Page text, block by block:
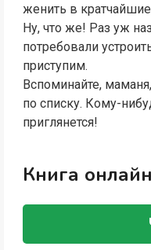
женить в
Ну, что же! Раз уж
потребовали
приступим.
Вспоминайте,
по списку. Кому-
приглянется!
Книга онлайн